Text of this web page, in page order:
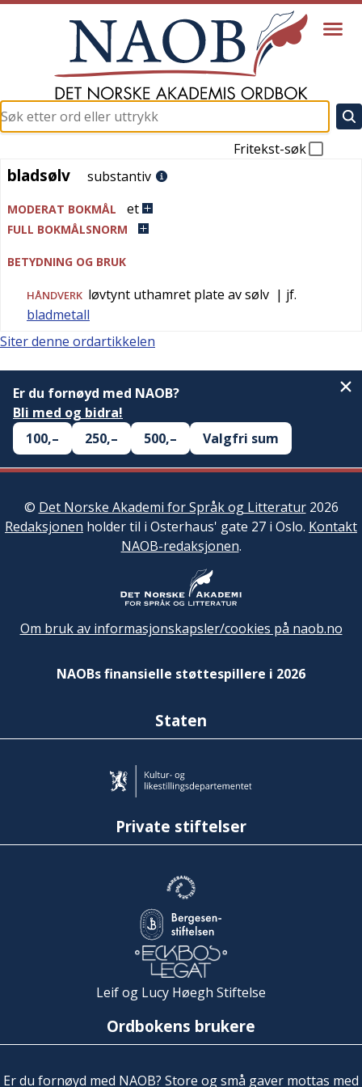
Fritekst-søk
bladsølv
bladsølv substantiv
MODERAT BOKMÅL et
FULL BOKMÅLSNORM
BETYDNING OG BRUK
HÅNDVERK løvtynt uthamret plate av sølv | jf.
bladmetall
Siter denne ordartikkelen
Er du fornøyd med NAOB?
Bli med og bidra!
100,–
250,– 500,– Valgfri sum
© Det Norske Akademi for Språk og Litteratur2026
Redaksjonen holder til i Osterhaus' gate 27 i Oslo. Kontakt
NAOB-redaksjonen.
Om bruk av informasjonskapsler/cookies på naob.no
NAOBs finansielle støttespillere i 2026
Staten
Private stiftelser
Leif og Lucy Høegh Stiftelse
Ordbokens brukere
Er du fornøyd med NAOB? Store og små gaver mottas med